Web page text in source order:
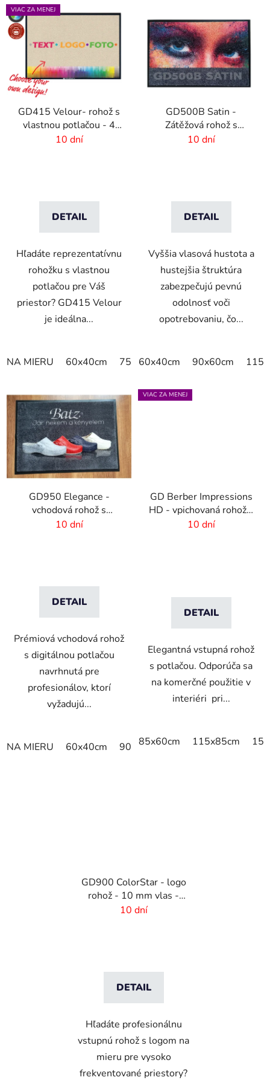
VIAC ZA MENEJ
GD415 Velour- rohož s
vlastnou potlačou - 4
mm vlas
10 dní
DETAIL
Hľadáte reprezentatívnu
rohožku s vlastnou
potlačou pre Váš
priestor? GD415 Velour
je ideálna...
NA MIERU 60x40cm 75x50cm 75x60cm 85x60cm
GD500B Satin -
Zátěžová rohož s
digitálnou potlačou a
10 dní
DETAIL
Vyššia vlasová hustota a
hustejšia štruktúra
zabezpečujú pevnú
odolnosť voči
opotrebovaniu, čo...
60x40cm 90x60cm
GD950 Elegance -
vchodová rohož s
digitálnou potlačou - 6
10 dní
DETAIL
Prémiová vchodová rohož
s digitálnou potlačou
navrhnutá pre
profesionálov, ktorí
vyžadujú...
NA MIERU 60x40cm 90x60cm 60cm x 80cm
VIAC ZA MENEJ
GD Berber Impressions
HD - vpichovaná rohož s
logom
10 dní
DETAIL
Elegantná vstupná rohož
s potlačou. Odporúča sa
na komerčné použitie v
interiéri pri...
85x60cm 115x85cm
GD900 ColorStar - logo
rohož - 10 mm vlas -
rozmer na mieru
10 dní
DETAIL
Hľadáte profesionálnu
vstupnú rohož s logom na
mieru pre vysoko
frekventované priestory?